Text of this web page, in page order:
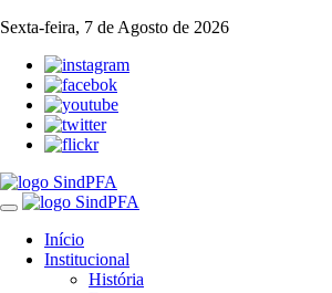
Sexta-feira, 7 de Agosto de 2026
Toggle
navigation
Início
Institucional
História